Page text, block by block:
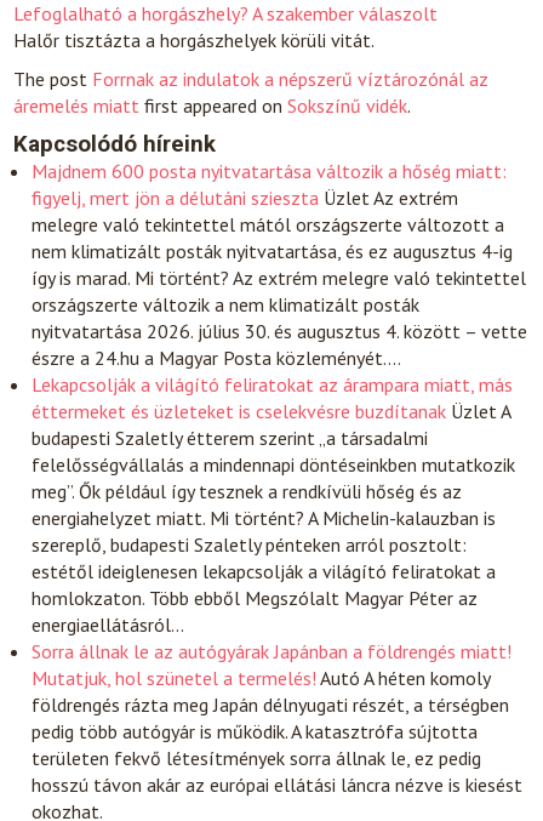
Lefoglalható a horgászhely? A szakember válaszolt
Halőr tisztázta a horgászhelyek körüli vitát.
The post Forrnak az indulatok a népszerű víztározónál az
áremelés miatt first appeared onSokszínű vidék.
Kapcsolódó híreink
Majdnem 600 posta nyitvatartása változik a hőség miatt:
figyelj, mert jön a délutáni szieszta ÜzletAz extrém
melegre való tekintettel mától országszerte változott a
nem klimatizált posták nyitvatartása, és ez augusztus 4-ig
így is marad. Mi történt? Az extrém melegre való tekintettel
országszerte változik a nem klimatizált posták
nyitvatartása 2026. július 30. és augusztus 4. között – vette
észre a 24.hu a Magyar Posta közleményét.…
Lekapcsolják a világító feliratokat az árampara miatt, más
éttermeket és üzleteket is cselekvésre buzdítanak ÜzletA
budapesti Szaletly étterem szerint „a társadalmi
felelősségvállalás a mindennapi döntéseinkben mutatkozik
meg”. Ők például így tesznek a rendkívüli hőség és az
energiahelyzet miatt. Mi történt? A Michelin-kalauzban is
szereplő, budapesti Szaletly pénteken arról posztolt:
estétől ideiglenesen lekapcsolják a világító feliratokat a
homlokzaton. Több ebből Megszólalt Magyar Péter az
energiaellátásról…
Sorra állnak le az autógyárak Japánban a földrengés miatt!
Mutatjuk, hol szünetel a termelés! Autó A héten komoly
földrengés rázta meg Japán délnyugati részét, a térségben
pedig több autógyár is működik. A katasztrófa sújtotta
területen fekvő létesítmények sorra állnak le, ez pedig
hosszú távon akár az európai ellátási láncra nézve is kiesést
okozhat.